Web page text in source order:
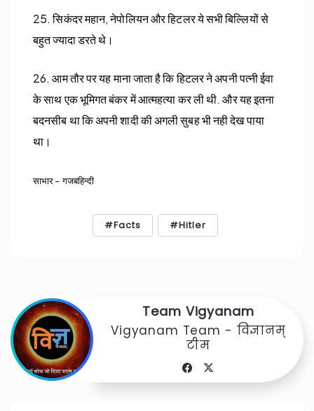
25. सिकंदर महान, नेपोलियन और हिटलर ये सभी बिल्लियों से
बहुत ज्यादा डरते थे।
26. आम तौर पर यह माना जाता है कि हिटलर ने अपनी पत्नी ईवा
के साथ एक भूमिगत बंकर में आत्महत्या कर ली थी. और यह इतना
बदनसीब था कि अपनी शादी की अगली सुबह भी नही देख पाया
था।
साभार – गजबहिन्दी
Facts Hitler
Team Vigyanam
Vigyanam Team - विज्ञानम्
टीम
Facebook